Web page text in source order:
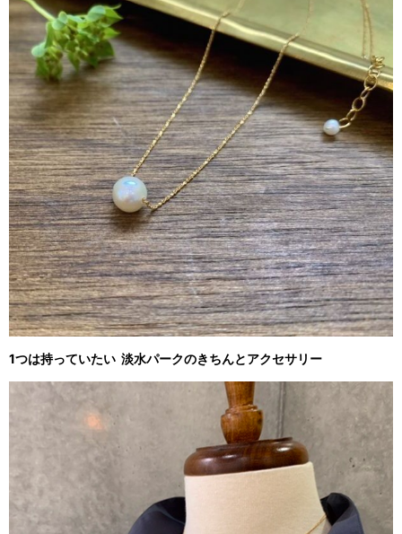
1つは持っていたい 淡水パークのきちんとアクセサリー